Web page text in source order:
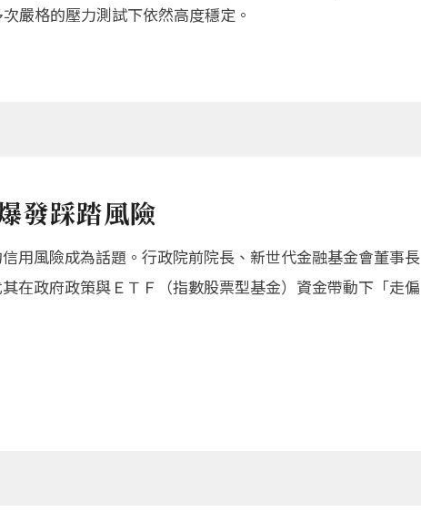
嚴格的壓力測試下依然高度穩定。
發踩踏風險
用風險成為話題。行政院前院長、新世代金融基金會董事長
在政府政策與ＥＴＦ（指數股票型基金）資金帶動下「走偏